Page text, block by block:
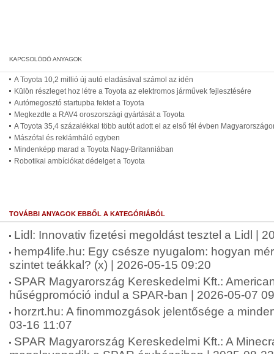
A Toyota 10,2 millió új autó eladásával számol az idén
Külön részleget hoz létre a Toyota az elektromos járművek fejlesztésére
Autómegosztó startupba fektet a Toyota
Megkezdte a RAV4 oroszországi gyártását a Toyota
A Toyota 35,4 százalékkal több autót adott el az első fél évben
Mászófal és reklámháló egyben
Mindenképp marad a Toyota Nagy-Britanniában
Robotikai ambíciókat dédelget a Toyota
TOVÁBBI ANYAGOK EBBŐL A KATEGÓRIÁBÓL
Lidl: Innovativ fizetési megoldást tesztel a Lidl |
hemp4life.hu: Egy csésze nyugalom: hogyan
szintet teákkal? (x) | 2026-05-15 09:20
SPAR Magyarország Kereskedelmi Kft.:
hűségpromóció indul a SPAR-ban | 2026-05-07
horzrt.hu: A finommozgások jelentősége a
03-16 11:07
SPAR Magyarország Kereskedelmi Kft.: A